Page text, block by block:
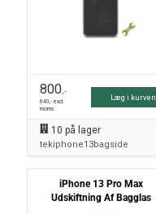
800,-
640,- excl.
moms
Læg i kurven
10 på lager
tekiphone13bagside
iPhone 13 Pro Max
Udskiftning Af Bagglas